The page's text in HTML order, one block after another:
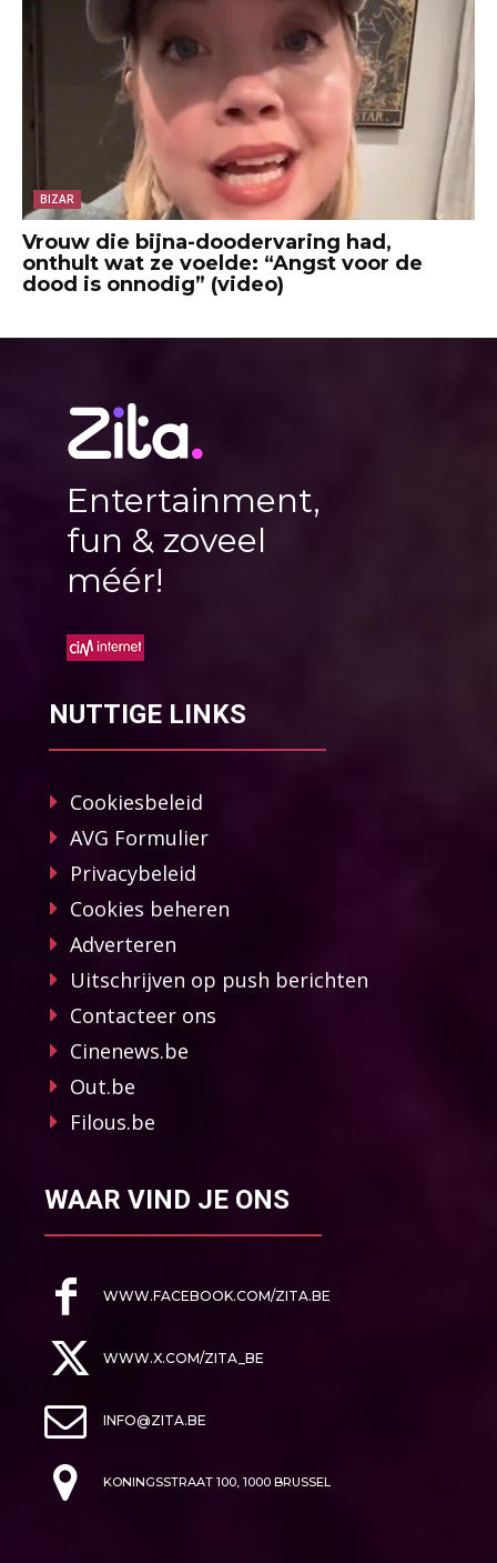
BIZAR
Vrouw die bijna-doodervaring had,
onthult wat ze voelde: “Angst voor de
dood is onnodig” (video)
Entertainment,
fun & zoveel
méér!
NUTTIGE LINKS
Cookiesbeleid
AVG Formulier
Privacybeleid
Cookies beheren
Adverteren
Uitschrijven op push berichten
Contacteer ons
Cinenews.be
Out.be
Filous.be
WAAR VIND JE ONS
WWW.FACEBOOK.COM/ZITA.BE
WWW.X.COM/ZITA_BE
INFO@ZITA.BE
KONINGSSTRAAT 100, 1000 BRUSSEL